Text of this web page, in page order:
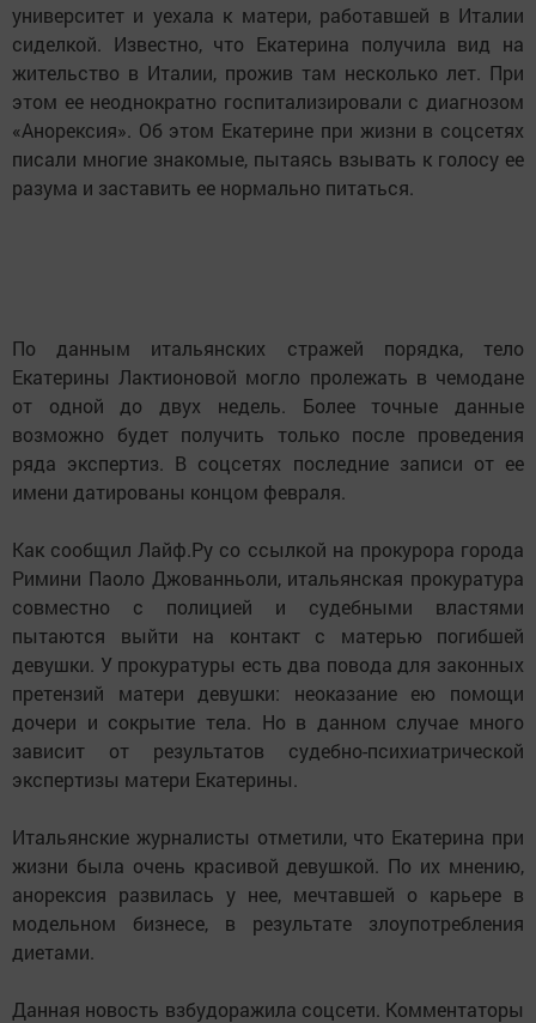
университет и уехала к матери, работавшей в Италии
сиделкой. Известно, что Екатерина получила вид на
жительство в Италии, прожив там несколько лет. При
этом ее неоднократно госпитализировали с диагнозом
«Анорексия». Об этом Екатерине при жизни в соцсетях
писали многие знакомые, пытаясь взывать к голосу ее
разума и заставить ее нормально питаться.
По данным итальянских стражей порядка, тело
Екатерины Лактионовой могло пролежать в чемодане
от одной до двух недель. Более точные данные
возможно будет получить только после проведения
ряда экспертиз. В соцсетях последние записи от ее
имени датированы концом февраля.
Как сообщил Лайф.Ру со ссылкой на прокурора города
Римини Паоло Джованньоли, итальянская прокуратура
совместно с полицией и судебными властями
пытаются выйти на контакт с матерью погибшей
девушки. У прокуратуры есть два повода для законных
претензий матери девушки: неоказание ею помощи
дочери и сокрытие тела. Но в данном случае много
зависит от результатов судебно-психиатрической
экспертизы матери Екатерины.
Итальянские журналисты отметили, что Екатерина при
жизни была очень красивой девушкой. По их мнению,
анорексия развилась у нее, мечтавшей о карьере в
модельном бизнесе, в результате злоупотребления
диетами.
Данная новость взбудоражила соцсети. Комментаторы